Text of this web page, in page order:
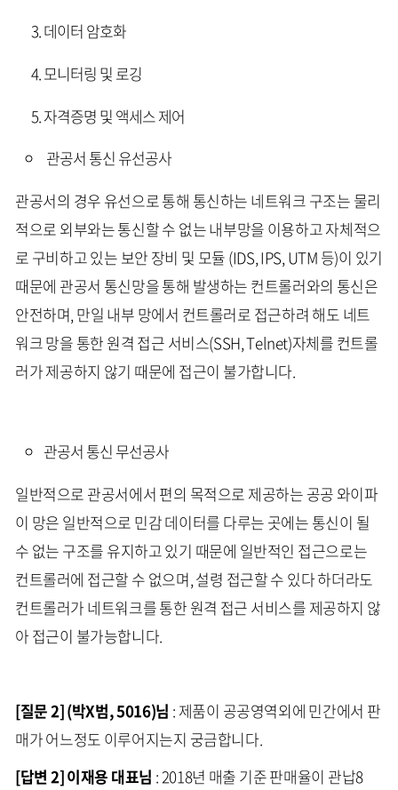
데이터 암호화
모니터링 및 로깅
자격증명 및 액세스 제어
관공서 통신 유선공사
관공서의 경우 유선으로 통해 통신하는 네트워크 구조는 물리
적으로 외부와는 통신할 수 없는 내부망을 이용하고 자체적으
로 구비하고 있는 보안 장비 및 모듈 (IDS, IPS, UTM 등)이 있기
때문에 관공서 통신망을 통해 발생하는 컨트롤러와의 통신은
안전하며, 만일 내부 망에서 컨트롤러로 접근하려 해도 네트
워크 망을 통한 원격 접근 서비스(SSH, Telnet)자체를 컨트롤
러가 제공하지 않기 때문에 접근이 불가합니다.
관공서 통신 무선공사
일반적으로 관공서에서 편의 목적으로 제공하는 공공 와이파
이 망은 일반적으로 민감 데이터를 다루는 곳에는 통신이 될
수 없는 구조를 유지하고 있기 때문에 일반적인 접근으로는
컨트롤러에 접근할 수 없으며, 설령 접근할 수 있다 하더라도
컨트롤러가 네트워크를 통한 원격 접근 서비스를 제공하지 않
아 접근이 불가능합니다.
[질문 2] (박X범, 5016)님 : 제품이 공공영역외에 민간에서 판
매가 어느정도 이루어지는지 궁금합니다.
[답변 2] 이재용 대표님 : 2018년 매출 기준 판매율이 관납8